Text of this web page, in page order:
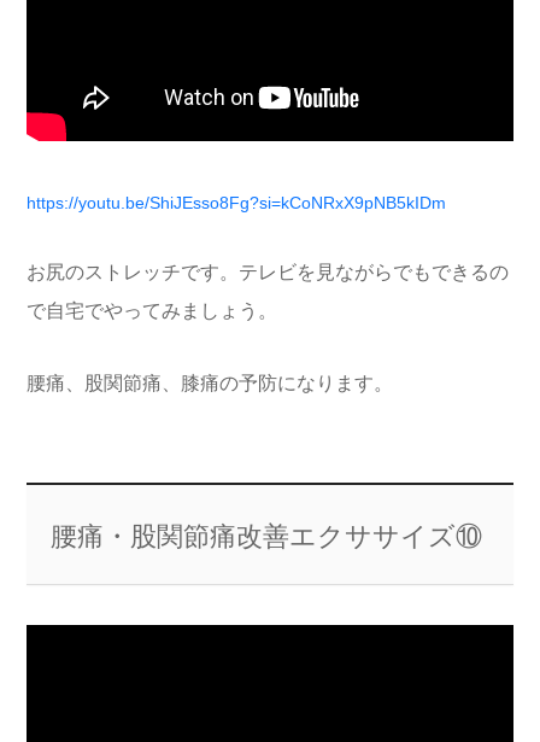
https://youtu.be/ShiJEsso8Fg?si=kCoNRxX9pNB5kIDm
お尻のストレッチです。テレビを見ながらでもできるの
で自宅でやってみましょう。
腰痛、股関節痛、膝痛の予防になります。
腰痛・股関節痛改善エクササイズ⑩